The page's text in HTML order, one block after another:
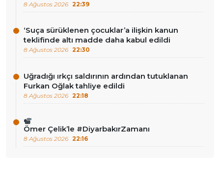
8 Ağustos 2026 22:39
‘Suça sürüklenen çocuklar’a ilişkin kanun
teklifinde altı madde daha kabul edildi
8 Ağustos 2026 22:30
Uğradığı ırkçı saldırının ardından tutuklanan
Furkan Oğlak tahliye edildi
8 Ağustos 2026 22:18
Ömer Çelik’le #DiyarbakırZamanı
8 Ağustos 2026 22:16